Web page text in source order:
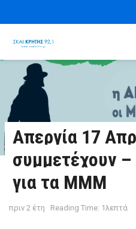
Απεργία 17
συμμετέχουν –
για τα ΜΜΜ
πριν 2 έτη Reading Time: 1λεπτά